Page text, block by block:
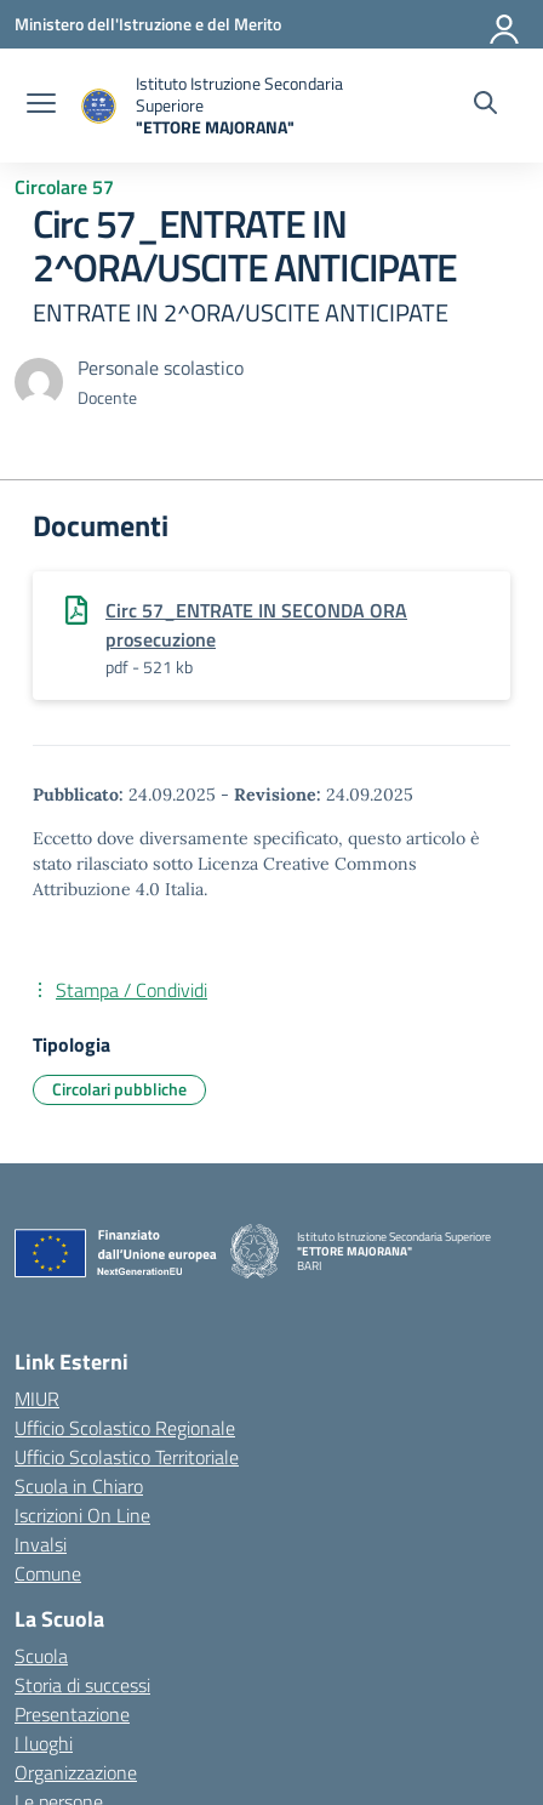
Vai ai contenuti
Vai al menu di navigazione
Vai al footer
Ministero dell'Istruzione e del Merito
Istituto Istruzione Secondaria
Superiore
"ETTORE MAJORANA"
Circolare 57
Circ 57_ENTRATE IN
2^ORA/USCITE ANTICIPATE
ENTRATE IN 2^ORA/USCITE ANTICIPATE
Personale scolastico
Docente
Documenti
Circ 57_ENTRATE IN SECONDA ORA
prosecuzione
pdf - 521 kb
Pubblicato: 24.09.2025 - Revisione: 24.09.2025
Eccetto dove diversamente specificato, questo articolo è
stato rilasciato sotto Licenza Creative Commons
Attribuzione 4.0 Italia.
Stampa / Condividi
Tipologia
Circolari pubbliche
Istituto Istruzione Secondaria Superiore
"ETTORE MAJORANA"
BARI
Link Esterni
MIUR
Ufficio Scolastico Regionale
Ufficio Scolastico Territoriale
Scuola in Chiaro
Iscrizioni On Line
Invalsi
Comune
La Scuola
Scuola
Storia di successi
Presentazione
I luoghi
Organizzazione